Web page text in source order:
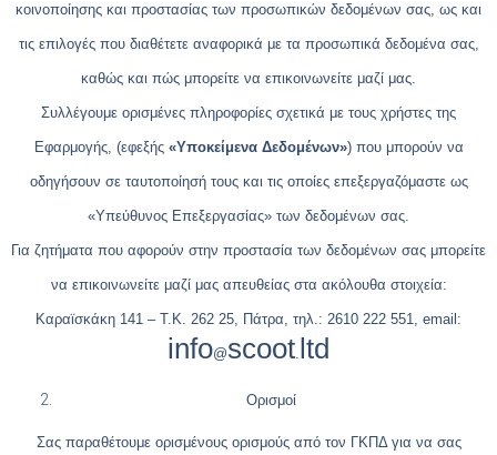
κοινοποίησης και προστασίας των προσωπικών δεδομένων σας, ως και
τις επιλογές που διαθέτετε αναφορικά με τα προσωπικά δεδομένα σας,
καθώς και πώς μπορείτε να επικοινωνείτε μαζί μας.
Συλλέγουμε ορισμένες πληροφορίες σχετικά με τους χρήστες της
Εφαρμογής, (εφεξής «Υποκείμενα Δεδομένων») που μπορούν να
οδηγήσουν σε ταυτοποίησή τους και τις οποίες επεξεργαζόμαστε ως
«Υπεύθυνος Επεξεργασίας» των δεδομένων σας.
Για ζητήματα που αφορούν στην προστασία των δεδομένων σας μπορείτε
να επικοινωνείτε μαζί μας απευθείας στα ακόλουθα στοιχεία:
Καραϊσκάκη 141 – Τ.Κ. 262 25, Πάτρα, τηλ.: 2610 222 551, email:
info@scoot.ltd
Ορισμοί
Σας παραθέτουμε ορισμένους ορισμούς από τον ΓΚΠΔ για να σας